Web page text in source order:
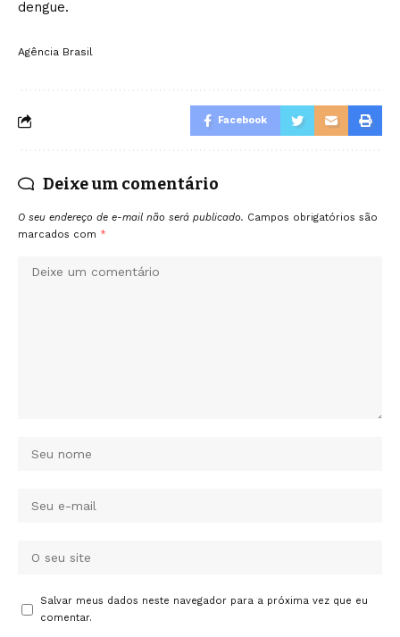
dengue.
Agência Brasil
Facebook
Deixe um comentário
O seu endereço de e-mail não será publicado. Campos obrigatórios são
marcados com *
Salvar meus dados neste navegador para a próxima vez que eu
comentar.